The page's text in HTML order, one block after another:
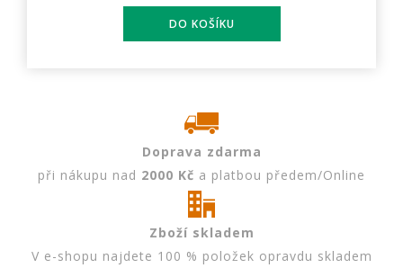
Doprava zdarma
při nákupu nad 2000 Kč a platbou předem/Online
Zboží skladem
V e-shopu najdete 100 % položek opravdu skladem